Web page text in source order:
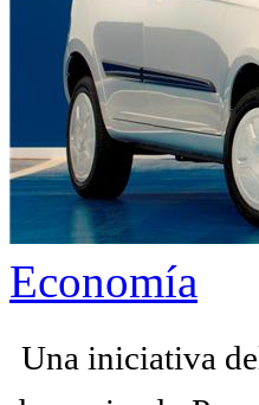
Economía
Una iniciativa